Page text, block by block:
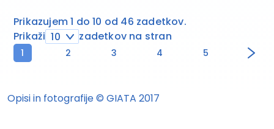
Prikazujem 1 do 10 od 46 zadetkov.
Prikaži 10 zadetkov na stran
1 2 3 4 5
Opisi in fotografije © GIATA 2017